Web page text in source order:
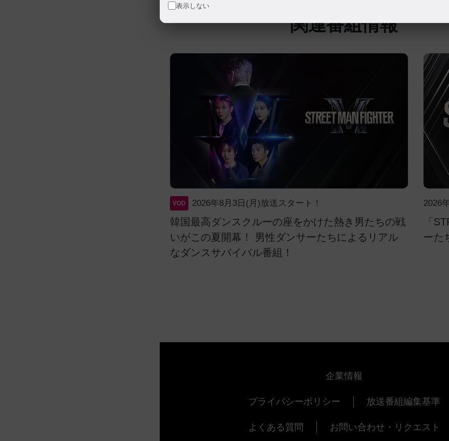
関連番組情報
VOD 2026年8月3日(月)放送スタート！
韓国最高ダンスクルーの座をかけた熱き男たちの戦
いがこの夏開幕！ 男性ダンサーたちによるリアル
なダンスサバイバル番組！
2026
「
ーた
企業情報
プライバシーポリシー 放送番組編集基準
よくある質問 お問い合わせ・リクエスト
表示しない